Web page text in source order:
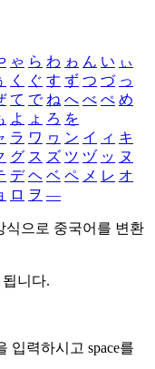
ゃ ら わ ゎ ん い ぃ
く ぐ す ず つ づ っ
て で ね へ べ ぺ め
よ ょ ろ を
ラ ワ ヮ ン イ ィ キ
グ ス ズ ツ ヅ ッ ヌ
デ ヘ ベ ペ メ レ オ
ロ ヲ ―
식으로 중국어를 변환
니다.
입력하시고 space를